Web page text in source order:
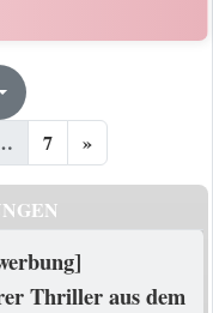
1
7 »
Thriller aus dem